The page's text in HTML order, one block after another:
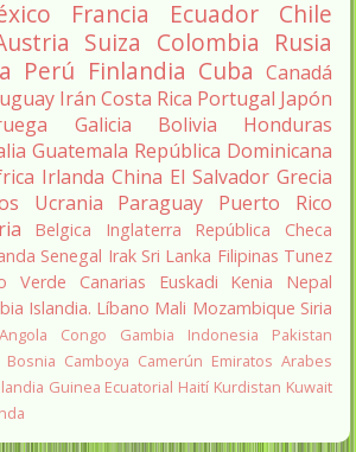
Francia Ecuador
Chile
Suiza Colombia Rusia
Perú Finlandia Cuba Canadá
Irán Costa Rica Portugal Japón
Galicia Bolivia
Honduras
Guatemala República Dominicana
Irlanda China El Salvador Grecia
Ucrania Paraguay
Puerto Rico
Belgica Inglaterra
República Checa
Senegal Irak Sri Lanka Filipinas Tunez
Verde Canarias Euskadi Kenia
Nepal
Islandia. Líbano Mali Mozambique Siria
Angola Congo Gambia Indonesia
Pakistan
Bosnia Camboya Camerún Emiratos Arabes
Guinea Ecuatorial Haití Kurdistan Kuwait